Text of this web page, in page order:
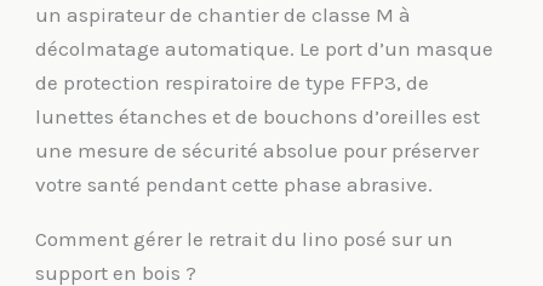
un aspirateur de chantier de classe M à
décolmatage automatique. Le port d’un masque
de protection respiratoire de type FFP3, de
lunettes étanches et de bouchons d’oreilles est
une mesure de sécurité absolue pour préserver
votre santé pendant cette phase abrasive.
Comment gérer le retrait du lino posé sur un
support en bois ?